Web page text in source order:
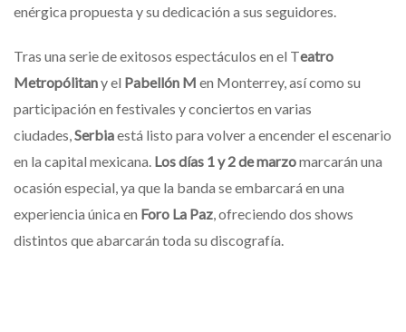
enérgica propuesta y su dedicación a sus seguidores.
Tras una serie de exitosos espectáculos en el Teatro
Metropólitany el Pabellón M en Monterrey, así como su
participación en festivales y conciertos en varias
ciudades, Serbiaestá listo para volver a encender el escenario
en la capital mexicana. Los días 1 y 2 de marzomarcarán una
ocasión especial, ya que la banda se embarcará en una
experiencia única en Foro La Paz , ofreciendo dos shows
distintos que abarcarán toda su discografía.